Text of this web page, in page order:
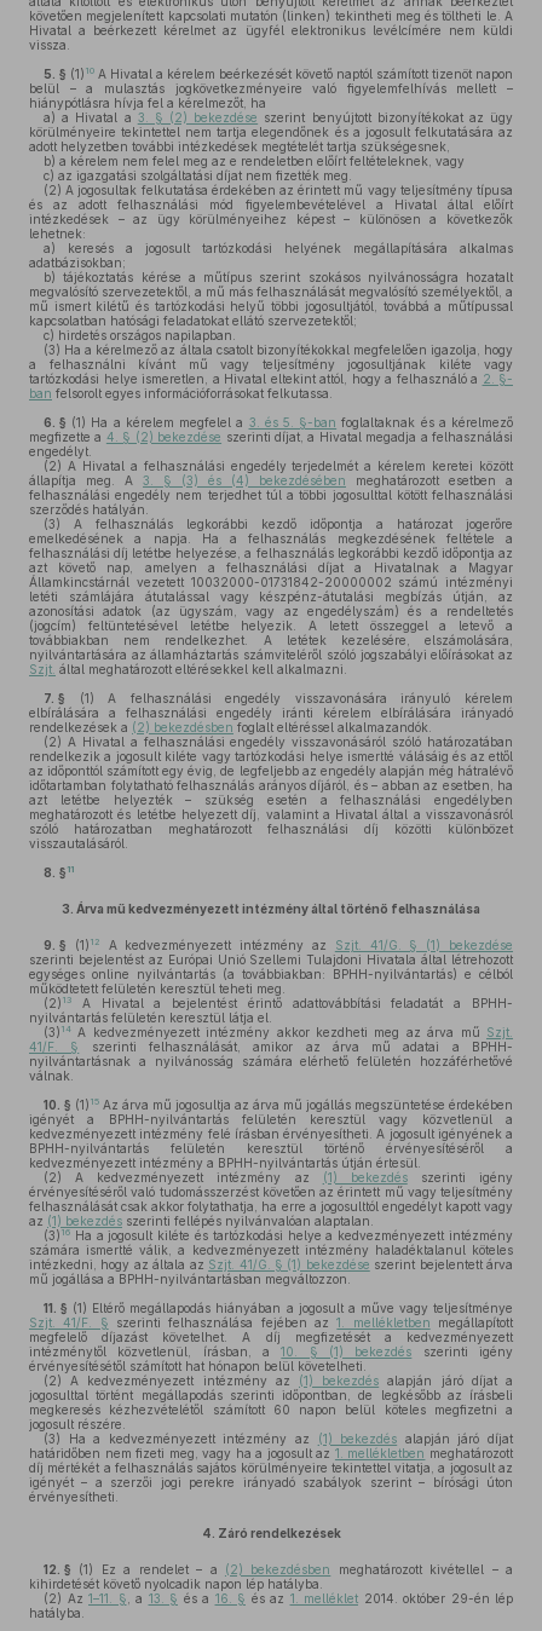
követően megjelenített kapcsolati mutatón (linken) tekintheti meg és töltheti le. A
Hivatal a beérkezett kérelmet az ügyfél elektronikus levélcímére nem küldi
vissza.
5. § (1) 10 A Hivatal a kérelem beérkezését követő naptól számított tizenöt napon
belül – a mulasztás jogkövetkezményeire való figyelemfelhívás mellett –
hiánypótlásra hívja fel a kérelmezőt, ha
a) a Hivatal a 3. § (2) bekezdése szerint benyújtott bizonyítékokat az ügy
körülményeire tekintettel nem tartja elegendőnek és a jogosult felkutatására az
adott helyzetben további intézkedések megtételét tartja szükségesnek,
b) a kérelem nem felel meg az e rendeletben előírt feltételeknek, vagy
c) az igazgatási szolgáltatási díjat nem fizették meg.
(2) A jogosultak felkutatása érdekében az érintett mű vagy teljesítmény típusa
és az adott felhasználási mód figyelembevételével a Hivatal által előírt
intézkedések – az ügy körülményeihez képest – különösen a következők
lehetnek:
a) keresés a jogosult tartózkodási helyének megállapítására alkalmas
adatbázisokban;
b) tájékoztatás kérése a műtípus szerint szokásos nyilvánosságra hozatalt
megvalósító szervezetektől, a mű más felhasználását megvalósító személyektől, a
mű ismert kilétű és tartózkodási helyű többi jogosultjától, továbbá a műtípussal
kapcsolatban hatósági feladatokat ellátó szervezetektől;
c) hirdetés országos napilapban.
(3) Ha a kérelmező az általa csatolt bizonyítékokkal megfelelően igazolja, hogy
a felhasználni kívánt mű vagy teljesítmény jogosultjának kiléte vagy
tartózkodási helye ismeretlen, a Hivatal eltekint attól, hogy a felhasználó a 2. §-
ban felsorolt egyes információforrásokat felkutassa.
6. § (1) Ha a kérelem megfelel a 3. és 5. §-ban foglaltaknak és a kérelmező
megfizette a 4. § (2) bekezdése szerinti díjat, a Hivatal megadja a felhasználási
engedélyt.
(2) A Hivatal a felhasználási engedély terjedelmét a kérelem keretei között
állapítja meg. A 3. § (3) és (4) bekezdésében meghatározott esetben a
felhasználási engedély nem terjedhet túl a többi jogosulttal kötött felhasználási
szerződés hatályán.
(3) A felhasználás legkorábbi kezdő időpontja a határozat jogerőre
emelkedésének a napja. Ha a felhasználás megkezdésének feltétele a
felhasználási díj letétbe helyezése, a felhasználás legkorábbi kezdő időpontja az
azt követő nap, amelyen a felhasználási díjat a Hivatalnak a Magyar
Államkincstárnál vezetett 10032000-01731842-20000002 számú intézményi
letéti számlájára átutalással vagy készpénz-átutalási megbízás útján, az
azonosítási adatok (az ügyszám, vagy az engedélyszám) és a rendeltetés
(jogcím) feltüntetésével letétbe helyezik. A letett összeggel a letevő a
továbbiakban nem rendelkezhet. A letétek kezelésére, elszámolására,
nyilvántartására az államháztartás számviteléről szóló jogszabályi előírásokat az
Szjt. által meghatározott eltérésekkel kell alkalmazni.
7. § (1) A felhasználási engedély visszavonására irányuló kérelem
elbírálására a felhasználási engedély iránti kérelem elbírálására irányadó
rendelkezések a (2) bekezdésben foglalt eltéréssel alkalmazandók.
(2) A Hivatal a felhasználási engedély visszavonásáról szóló határozatában
rendelkezik a jogosult kiléte vagy tartózkodási helye ismertté válásáig és az ettől
az időponttól számított egy évig, de legfeljebb az engedély alapján még hátralévő
időtartamban folytatható felhasználás arányos díjáról, és – abban az esetben, ha
azt letétbe helyezték – szükség esetén a felhasználási engedélyben
meghatározott és letétbe helyezett díj, valamint a Hivatal által a visszavonásról
szóló határozatban meghatározott felhasználási díj közötti különbözet
visszautalásáról.
8. § 11
3. Árva mű kedvezményezett intézmény által történő felhasználása
9. § (1) 12 A kedvezményezett intézmény az Szjt. 41/G. § (1) bekezdése
szerinti bejelentést az Európai Unió Szellemi Tulajdoni Hivatala által létrehozott
egységes online nyilvántartás (a továbbiakban: BPHH-nyilvántartás) e célból
működtetett felületén keresztül teheti meg.
(2) 13
A Hivatal a bejelentést érintő adattovábbítási feladatát a BPHH-
nyilvántartás felületén keresztül látja el.
(3) 14 A kedvezményezett intézmény akkor kezdheti meg az árva mű Szjt.
41/F. §
szerinti felhasználását, amikor az árva mű adatai a BPHH-
nyilvántartásnak a nyilvánosság számára elérhető felületén hozzáférhetővé
válnak.
10. § (1) 15 Az árva mű jogosultja az árva mű jogállás megszüntetése érdekében
igényét a BPHH-nyilvántartás felületén keresztül vagy közvetlenül a
kedvezményezett intézmény felé írásban érvényesítheti. A jogosult igényének a
BPHH-nyilvántartás felületén keresztül történő érvényesítéséről a
kedvezményezett intézmény a BPHH-nyilvántartás útján értesül.
(2) A kedvezményezett intézmény az (1) bekezdésszerinti igény
érvényesítéséről való tudomásszerzést követően az érintett mű vagy teljesítmény
felhasználását csak akkor folytathatja, ha erre a jogosulttól engedélyt kapott vagy
az (1) bekezdés szerinti fellépés nyilvánvalóan alaptalan.
(3) 16 Ha a jogosult kiléte és tartózkodási helye a kedvezményezett intézmény
számára ismertté válik, a kedvezményezett intézmény haladéktalanul köteles
intézkedni, hogy az általa az Szjt. 41/G. § (1) bekezdése szerint bejelentett árva
mű jogállása a BPHH-nyilvántartásban megváltozzon.
11. § (1) Eltérő megállapodás hiányában a jogosult a műve vagy teljesítménye
Szjt. 41/F. § szerinti felhasználása fejében az1. mellékletben megállapított
megfelelő díjazást követelhet. A díj megfizetését a kedvezményezett
intézménytől közvetlenül, írásban, a10. § (1) bekezdés szerinti igény
érvényesítésétől számított hat hónapon belül követelheti.
(2) A kedvezményezett intézmény az (1) bekezdés alapján járó díjat a
jogosulttal történt megállapodás szerinti időpontban, de legkésőbb az írásbeli
megkeresés kézhezvételétől számított 60 napon belül köteles megfizetni a
jogosult részére.
(3) Ha a kedvezményezett intézmény az (1) bekezdés alapján járó díjat
határidőben nem fizeti meg, vagy ha a jogosult az 1. mellékletben meghatározott
díj mértékét a felhasználás sajátos körülményeire tekintettel vitatja, a jogosult az
igényét – a szerzői jogi perekre irányadó szabályok szerint – bírósági úton
érvényesítheti.
4. Záró rendelkezések
12. § (1) Ez a rendelet – a (2) bekezdésben
meghatározott kivétellel – a
kihirdetését követő nyolcadik napon lép hatályba.
(2) Az 1–11. § , a 13. § és a 16. § és az 1. melléklet 2014. október 29-én lép
hatályba.